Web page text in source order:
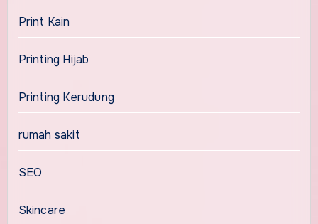
Print Kain
Printing Hijab
Printing Kerudung
rumah sakit
SEO
Skincare